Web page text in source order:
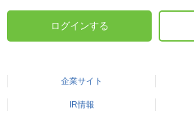
ログインする
企業サイト
IR情報